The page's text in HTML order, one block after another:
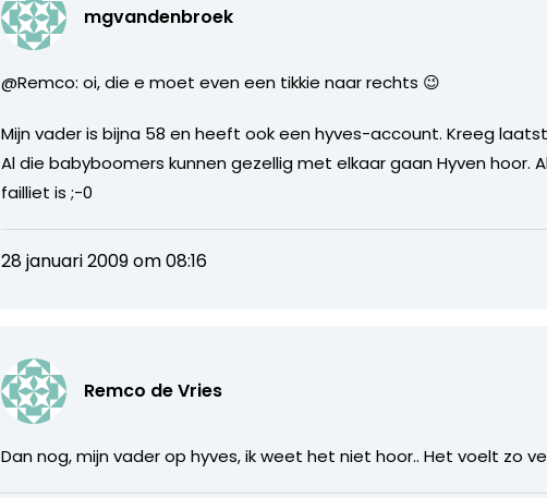
mgvandenbroek
@Remco: oi, die e moet even een tikkie naar rechts 😉
Mijn vader is bijna 58 en heeft ook een hyves-account. Kreeg
Al die babyboomers kunnen gezellig met elkaar gaan Hyven
failliet is ;-0
28 januari 2009 om 08:16
Remco de Vries
Dan nog, mijn vader op hyves, ik weet het niet hoor.. Het voelt zo